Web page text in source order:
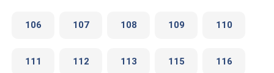
106 107 108 109 110
111 112 113 115 116